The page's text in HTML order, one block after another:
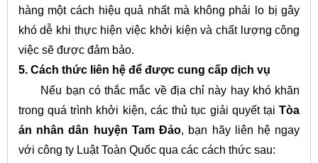
hàng một cách hiệu quả nhất mà không phải lo bị gây
khó dễ khi thực hiện việc khởi kiện và chất lượng công
việc sẽ được đảm bảo.
5. Cách thức liên hệ để được cung cấp dịch vụ
Nếu bạn có thắc mắc về địa chỉ này hay khó khăn
trong quá trình khởi kiện, các thủ tục giải quyết tạiTòa
án nhân dân huyện Tam Đảo, bạn hãy liên hệ ngay
với công ty Luật Toàn Quốc qua các cách thức sau: